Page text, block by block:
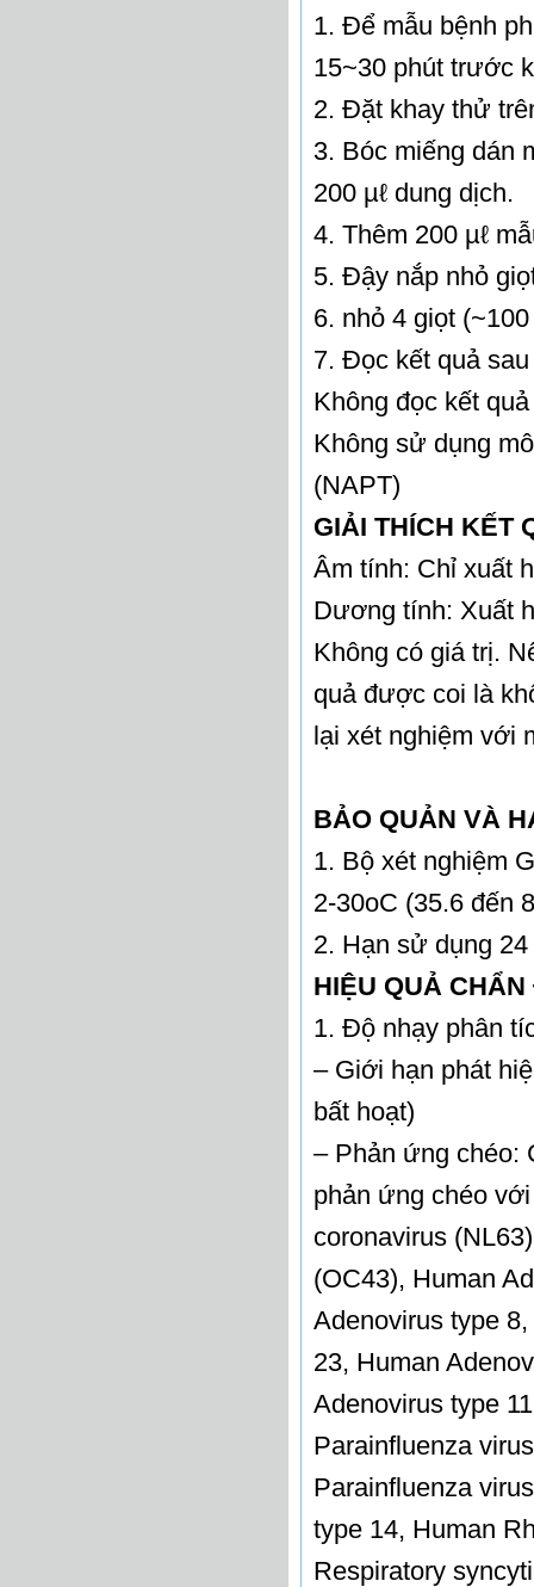
1. Để mẫu bệnh
15~30 phút trước
2. Đặt khay thử
3. Bóc miếng dán
200 µℓ dung dịch.
4. Thêm 200 µℓ
5. Đậy nắp nhỏ
6. nhỏ 4 giọt
7. Đọc kết quả
Không đọc kết
Không sử dụng
(NAPT)
GIẢI THÍCH KẾT
Âm tính: Chỉ xuất
Dương tính: Xuất
Không có giá trị.
quả được coi là
lại xét nghiệm với
BẢO QUẢN VÀ
1. Bộ xét nghiệm
2-30oC (35.6 đến
2. Hạn sử dụng
HIỆU QUẢ
1. Độ nhạy phân
– Giới hạn phát
bất hoạt)
– Phản ứng chéo:
phản ứng chéo
coronavirus
(OC43), Human
Adenovirus type
23, Human
Adenovirus type
Parainfluenza
Parainfluenza
type 14, Human
Respiratory